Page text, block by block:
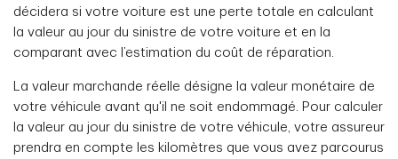
décidera si votre voiture est une perte totale en calculant
la valeur au jour du sinistre de votre voiture et en la
comparant avec l’estimation du coût de réparation.
La valeur marchande réelle désigne la valeur monétaire de
votre véhicule avant qu'il ne soit endommagé. Pour calculer
la valeur au jour du sinistre de votre véhicule, votre assureur
prendra en compte les kilomètres que vous avez parcourus